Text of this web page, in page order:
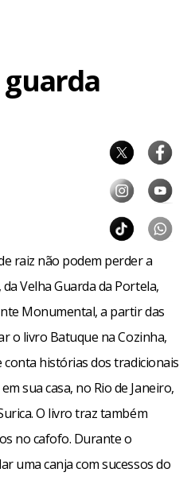
raiz não podem perder a
Velha Guarda da Portela,
Monumental, a partir das
o livro Batuque na Cozinha,
conta histórias dos tradicionais
sua casa, no Rio de Janeiro,
O livro traz também
no cafofo. Durante o
uma canja com sucessos do